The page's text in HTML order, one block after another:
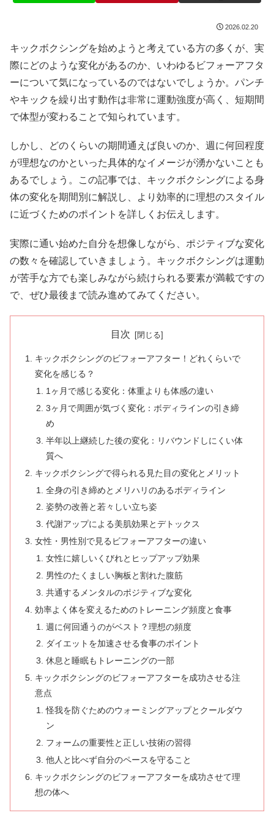
2026.02.20
キックボクシングを始めようと考えている方の多くが、実
際にどのような変化があるのか、いわゆるビフォーアフタ
ーについて気になっているのではないでしょうか。パンチ
やキックを繰り出す動作は非常に運動強度が高く、短期間
で体型が変わることで知られています。
しかし、どのくらいの期間通えば良いのか、週に何回程度
が理想なのかといった具体的なイメージが湧かないことも
あるでしょう。この記事では、キックボクシングによる身
体の変化を期間別に解説し、より効率的に理想のスタイル
に近づくためのポイントを詳しくお伝えします。
実際に通い始めた自分を想像しながら、ポジティブな変化
の数々を確認していきましょう。キックボクシングは運動
が苦手な方でも楽しみながら続けられる要素が満載ですの
で、ぜひ最後まで読み進めてみてください。
目次
キックボクシングのビフォーアフター！どれくらいで
変化を感じる？
1ヶ月で感じる変化：体重よりも体感の違い
3ヶ月で周囲が気づく変化：ボディラインの引き締
め
半年以上継続した後の変化：リバウンドしにくい体
質へ
キックボクシングで得られる見た目の変化とメリット
全身の引き締めとメリハリのあるボディライン
姿勢の改善と若々しい立ち姿
代謝アップによる美肌効果とデトックス
女性・男性別で見るビフォーアフターの違い
女性に嬉しいくびれとヒップアップ効果
男性のたくましい胸板と割れた腹筋
共通するメンタルのポジティブな変化
効率よく体を変えるためのトレーニング頻度と食事
週に何回通うのがベスト？理想の頻度
ダイエットを加速させる食事のポイント
休息と睡眠もトレーニングの一部
キックボクシングのビフォーアフターを成功させる注
意点
怪我を防ぐためのウォーミングアップとクールダウ
ン
フォームの重要性と正しい技術の習得
他人と比べず自分のペースを守ること
キックボクシングのビフォーアフターを成功させて理
想の体へ